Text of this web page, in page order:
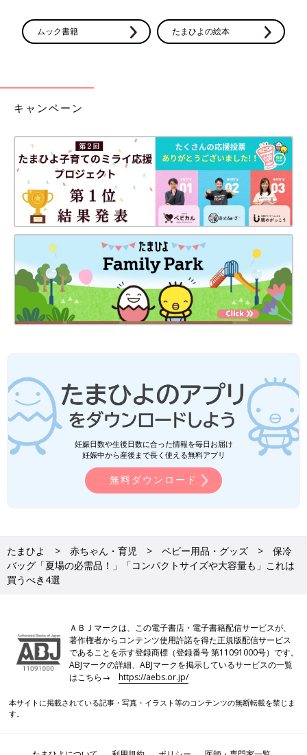
ムック書籍 たまひよの絵本
キャンペーン
妊娠日数や生後日数に合った情報を毎日お届け
妊娠中から産後まで長く使える無料アプリ
無料ダウンロード
たまひよ 赤ちゃん・育児 ベビー用品・グッズ
保冷
バッグ「夏場の必需品！」「コンパクトサイズや大容量も」これは
買うべき4選
ＡＢＪマークは、この電子書店・電子書籍配信サービスが、
著作権者からコンテンツ使用許諾を得た正規版配信サービス
であることを示す登録商標（登録番号 第11091000号）です。
ABJマークの詳細、ABJマークを掲示しているサービスの一覧
はこちら→https://aebs.or.jp/
本サイトに掲載されている記事・写真・イラスト等のコンテンツの無断転載を禁じま
す。